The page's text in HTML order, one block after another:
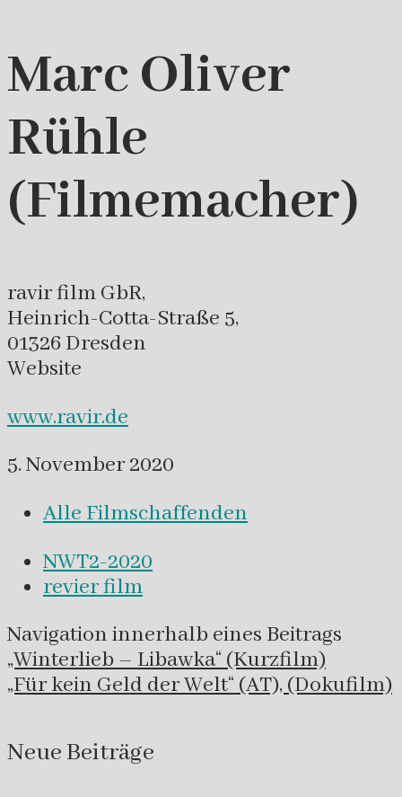
Marc Oliver
Rühle
(Filmemacher)
ravir film GbR,
Heinrich-Cotta-Straße 5,
01326 Dresden
Website
www.ravir.de
5. November 2020
Alle Filmschaffenden
NWT2-2020
revier film
Navigation innerhalb eines Beitrags
„Winterlieb – Libawka“ (Kurzfilm)
„Für kein Geld der Welt“ (AT), (Dokufilm)
Neue Beiträge